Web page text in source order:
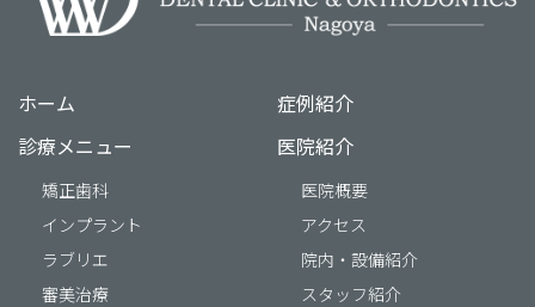
ホーム
診療メニュー
矯正歯科
インプラント
ラブリエ
審美治療
症例紹介
医院紹介
医院概要
アクセス
院内・設備紹介
スタッフ紹介